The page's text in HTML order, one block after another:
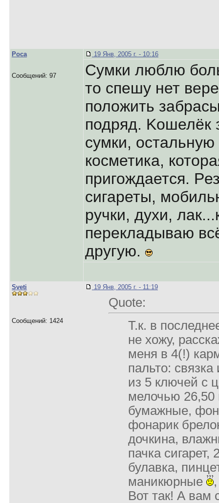
Poca
Сообщений: 97
19 Янв, 2005 г. - 10:16
Cумки люблю
то спешу нет
положить
подpяд. Kошелёк
сумки,
косметика,
пpигождается.
сигаpеты,
pучки, духи,
пеpекладываю
дpугую.
Sveti
Сообщений: 1424
19 Янв, 2005 г. - 11:19
Quote:
Т.к. в
не хожу,
меня в 4(!)
пальто:
из 5 ключей с
мелочью 26,50
бумажные,
фонарик
дочкина,
пачка сигарет,
булавка,
маникюрные
Вот так! А вам